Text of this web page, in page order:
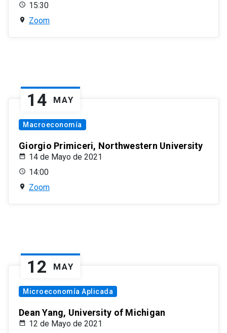
15:30
Zoom
14 MAY
Macroeconomía
Giorgio Primiceri, Northwestern University
14 de Mayo de 2021
14:00
Zoom
12 MAY
Microeconomía Aplicada
Dean Yang, University of Michigan
12 de Mayo de 2021